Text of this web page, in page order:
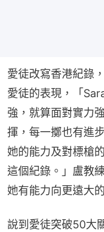
愛徒改寫香港紀錄
愛徒的表現，「
強，就算面對實力
揮，每一擲也有進
她的能力及對標槍
這個紀錄。」盧教
她有能力向更遠大
說到愛徒突破50大